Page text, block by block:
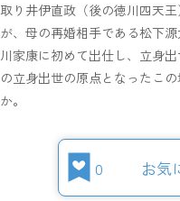
取り井伊直政（後の徳川四天
が、母の再婚相手である松下
川家康に初めて出仕し、立身
の立身出世の原点となったこ
か。
0 お気